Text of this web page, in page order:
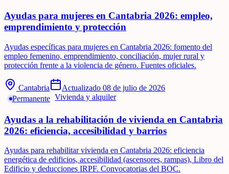
Ayudas para mujeres en Cantabria 2026: empleo,
emprendimiento y protección
Ayudas específicas para mujeres en Cantabria 2026: fomento del
empleo femenino, emprendimiento, conciliación, mujer rural y
protección frente a la violencia de género. Fuentes oficiales.
Cantabria Actualizado 08 de julio de 2026
Permanente Vivienda y alquiler
Ayudas a la rehabilitación de vivienda en Cantabria
2026: eficiencia, accesibilidad y barrios
Ayudas para rehabilitar vivienda en Cantabria 2026: eficiencia
energética de edificios, accesibilidad (ascensores, rampas), Libro del
Edificio y deducciones IRPF. Convocatorias del BOC.